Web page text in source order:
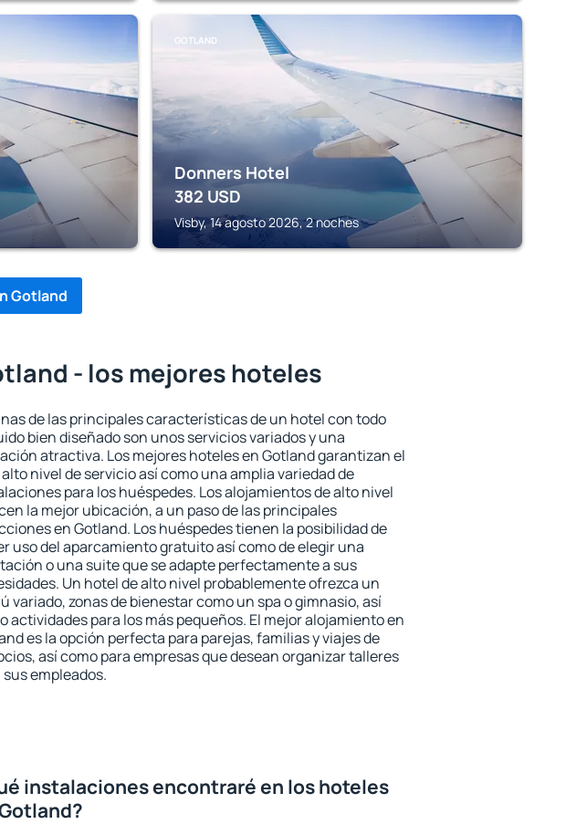
GOTLAND
Donners Hotel
382 USD
Visby, 14 agosto 2026, 2 noches
Gotland
- los mejores hoteles
de las principales características de un hotel con todo
bien diseñado son unos servicios variados y una
atractiva. Los mejores hoteles en Gotland garantizan el
nivel de servicio así como una amplia variedad de
para los huéspedes. Los alojamientos de alto nivel
la mejor ubicación, a un paso de las principales
en Gotland. Los huéspedes tienen la posibilidad de
uso del aparcamiento gratuito así como de elegir una
o una suite que se adapte perfectamente a sus
Un hotel de alto nivel probablemente ofrezca un
variado, zonas de bienestar como un spa o gimnasio, así
actividades para los más pequeños. El mejor alojamiento en
es la opción perfecta para parejas, familias y viajes de
así como para empresas que desean organizar talleres
sus empleados.
instalaciones encontraré en los hoteles